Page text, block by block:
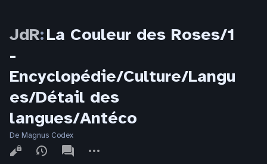
JdR:La Couleur des Roses/1
-
Encyclopédie/Culture/Langu
es/Détail des
langues/Antéco
De Magnus Codex
Affichages
associated-
pages
actions